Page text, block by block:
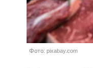
Фото: pixabay.com